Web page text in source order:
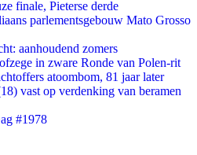
finale, Pieterse derde
parlementsgebouw Mato Grosso
aanhoudend zomers
in zware Ronde van Polen-rit
atoombom, 81 jaar later
vast op verdenking van beramen
#1978